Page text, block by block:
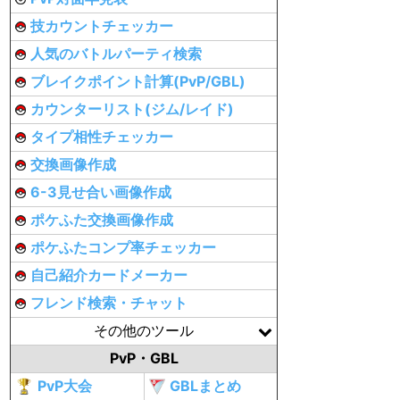
技カウントチェッカー
人気のバトルパーティ検索
ブレイクポイント計算(PvP/GBL)
カウンターリスト(ジム/レイド)
タイプ相性チェッカー
交換画像作成
6-3見せ合い画像作成
ポケふた交換画像作成
ポケふたコンプ率チェッカー
自己紹介カードメーカー
フレンド検索・チャット
その他のツール
PvP・GBL
PvP大会
GBLまとめ